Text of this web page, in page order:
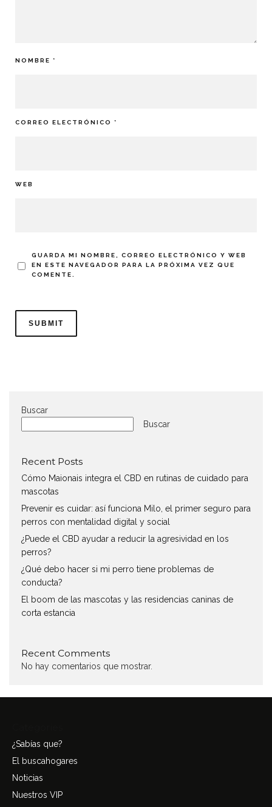
NOMBRE *
CORREO ELECTRÓNICO *
WEB
GUARDA MI NOMBRE, CORREO ELECTRÓNICO Y WEB
EN ESTE NAVEGADOR PARA LA PRÓXIMA VEZ QUE
COMENTE.
Buscar
Buscar
Recent Posts
Cómo Maionais integra el CBD en rutinas de cuidado para
mascotas
Prevenir es cuidar: así funciona Milo, el primer seguro para
perros con mentalidad digital y social
¿Puede el CBD ayudar a reducir la agresividad en los
perros?
¿Qué debo hacer si mi perro tiene problemas de
conducta?
El boom de las mascotas y las residencias caninas de
corta estancia
Recent Comments
No hay comentarios que mostrar.
¿Sabías que?
El buscahogares
Noticias
Nuestros VIP